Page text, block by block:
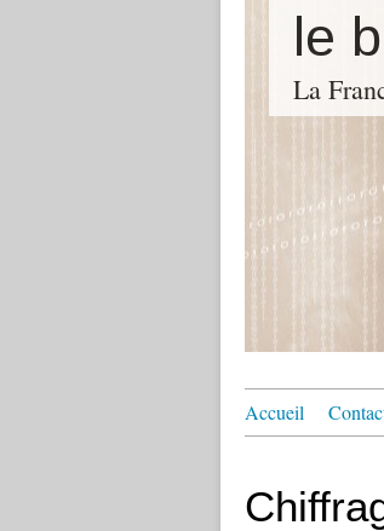
le
La
Accueil